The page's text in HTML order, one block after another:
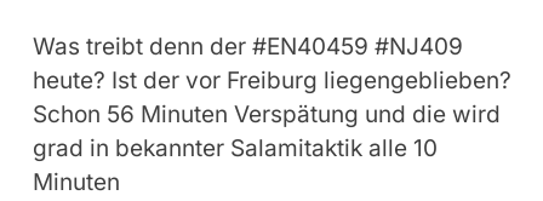
Was treibt denn der #EN40459 #NJ409
heute? Ist der vor Freiburg liegengeblieben?
Schon 56 Minuten Verspätung und die wird
grad in bekannter Salamitaktik alle 10
Minuten